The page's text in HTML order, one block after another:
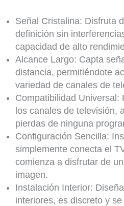
Señal Cristalina: Disfruta
definición sin
capacidad de alto
Alcance Largo: Capta
distancia, permitiéndote
variedad de canales de
Compatibilidad Universal:
los canales de televisión,
pierdas de ninguna
Configuración Sencilla:
simplemente conecta el
comienza a disfrutar de
imagen.
Instalación Interior:
interiores, es discreto y